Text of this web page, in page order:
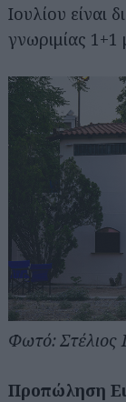
Ιουλίου είναι
γνωριμίας
Φωτό:
Προπώληση